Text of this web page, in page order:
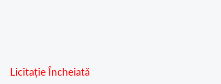
Licitație Încheiată